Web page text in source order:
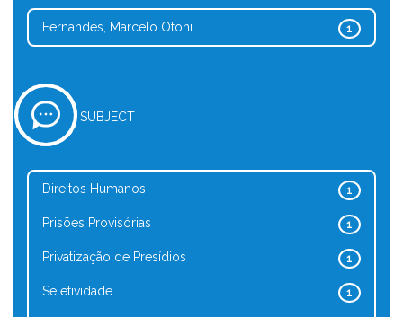
1
Fernandes, Marcelo Otoni
SUBJECT
1
Direitos Humanos
1
Prisões Provisórias
1
Privatização de Presídios
1
Seletividade